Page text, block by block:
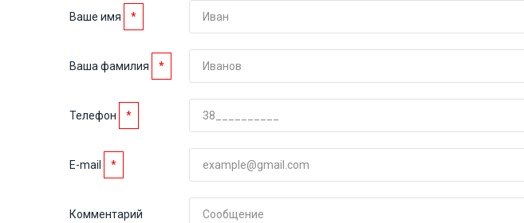
Ваше имя *
Ваша фамилия *
Телефон *
E-mail *
Комментарий